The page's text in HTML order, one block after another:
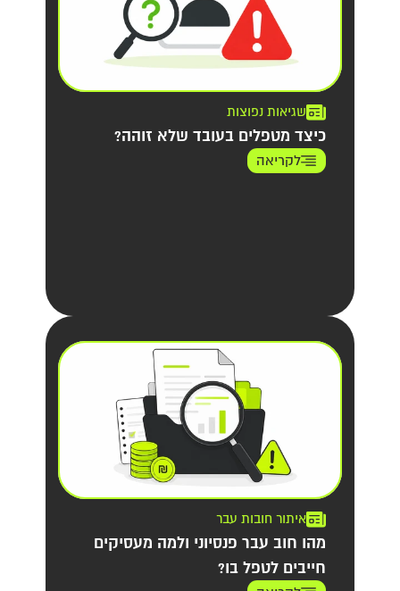
שגיאות נפוצות
כיצד מטפלים בעובד שלא זוהה?
לקריאה
איתור חובות עבר
מהו חוב עבר פנסיוני ולמה מעסיקים
חייבים לטפל בו?